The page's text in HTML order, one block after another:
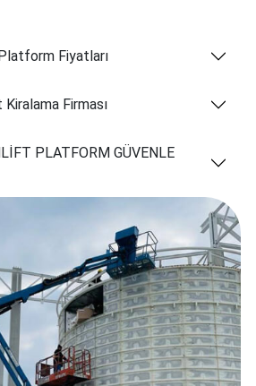
Fiyatları
Firması
PLATFORM GÜVENLE